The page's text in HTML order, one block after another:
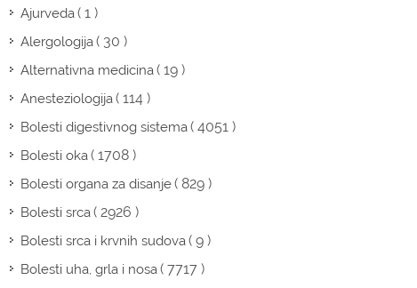
Ajurveda( 1 )
Alergologija( 30 )
Alternativna medicina( 19 )
Anesteziologija( 114 )
Bolesti digestivnog sistema( 4051 )
Bolesti oka( 1708 )
Bolesti organa za disanje( 829 )
Bolesti srca( 2926 )
Bolesti srca i krvnih sudova( 9 )
Bolesti uha, grla i nosa( 7717 )